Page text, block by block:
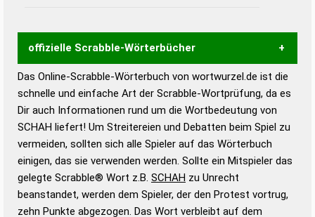
offizielle Scrabble-Wörterbücher
Wortwurzel liefert mit Hilfe eines semantischen
Wortanalyse-Algorithmus gute Anhaltspunkte zu
Wortbedeutung, Worttrennung und Wortform, um die
Gültigkeit eines Wortes für das Scrabble-Spiel zu
bestimmen!
zugelassene Turnier Scrabble-
Wörterbücher sind:
Duden – Standardwerk in 12 Bänden
Das Online-Scrabble-Wörterbuch von wortwurzel.de ist die
schnelle und einfache Art der Scrabble-Wortprüfung, da es
Dir auch Informationen rund um die Wortbedeutung von
SCHAH liefert! Um Streitereien und Debatten beim Spiel zu
vermeiden, sollten sich alle Spieler auf das Wörterbuch
einigen, das sie verwenden werden. Sollte ein Mitspieler das
gelegte Scrabble® Wort z.B. SCHAH zu Unrecht
beanstandet, werden dem Spieler, der den Protest vortrug,
zehn Punkte abgezogen. Das Wort verbleibt auf dem